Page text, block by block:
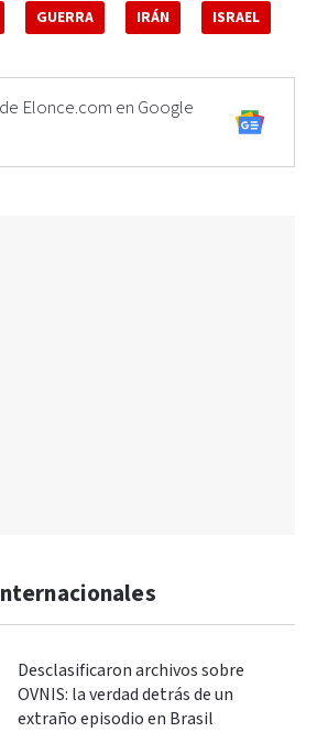
GUERRA IRÁN ISRAEL
Elonce.com en Google
Desclasificaron archivos sobre
OVNIS: la verdad detrás de un
extraño episodio en Brasil